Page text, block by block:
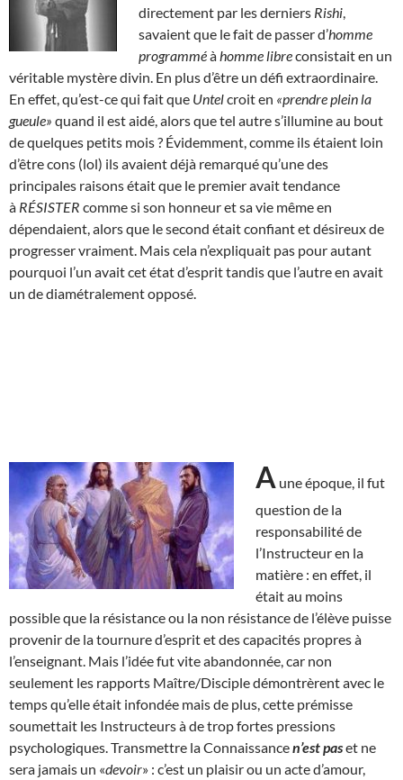
directement par les derniers Rishi
savaient que le fait de passer d’homme
programméà homme libreconsistait en un
véritable mystère divin. En plus d’être un défi extraordinaire.
En effet, qu’est-ce qui fait que Untelcroit en «prendre plein la
gueule» quand il est aidé, alors que tel autre s’illumine au bout
de quelques petits mois ? Évidemment, comme ils étaient loin
d’être cons (lol) ils avaient déjà remarqué qu’une des
principales raisons était que le premier avait tendance
à RÉSISTER comme si son honneur et sa vie même en
dépendaient, alors que le second était confiant et désireux de
progresser vraiment. Mais cela n’expliquait pas pour autant
pourquoi l’un avait cet état d’esprit tandis que l’autre en avait
un de diamétralement opposé.
A une époque, il fut
question de la
responsabilité de
l’Instructeur en la
matière : en effet, il
était au moins
possible que la résistance ou la non résistance de l’élève puisse
provenir de la tournure d’esprit et des capacités propres à
l’enseignant. Mais l’idée fut vite abandonnée, car non
seulement les rapports Maître/Disciple démontrèrent avec le
temps qu’elle était infondée mais de plus, cette prémisse
soumettait les Instructeurs à de trop fortes pressions
psychologiques. Transmettre la Connaissancen’est paset ne
sera jamais un «devoir» : c’est un plaisir ou un acte d’amour,